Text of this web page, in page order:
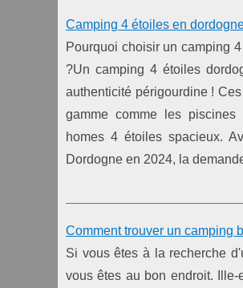
Camping 4 étoiles en
Pourquoi choisir un camping
?Un camping 4 étoiles
authenticité périgourdine !
gamme comme les piscines
homes 4 étoiles spacieux.
Dordogne en 2024, la
Comment trouver un camping
Si vous êtes à la recherche
vous êtes au bon endroit.